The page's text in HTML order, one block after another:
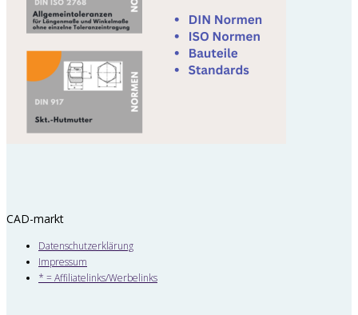
CAD-markt
Datenschutzerklärung
Impressum
* = Affiliatelinks/Werbelinks